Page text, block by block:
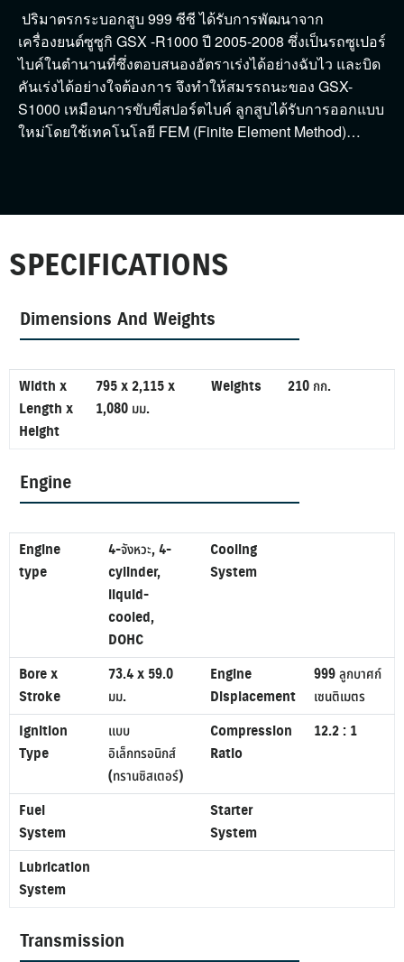
ปริมาตรกระบอกสูบ 999 ซีซี ได้รับการพัฒนาจาก
เครื่องยนต์ซูซูกิ GSX -R1000 ปี 2005-2008 ซึ่งเป็นรถซูเปอร์
ไบค์ในตำนานที่ซึ่งตอบสนองอัตราเร่งได้อย่างฉับไว และบิด
คันเร่งได้อย่างใจต้องการ จึงทำให้สมรรถนะของ GSX-
S1000 เหมือนการขับขี่สปอร์ตไบค์ ลูกสูบได้รับการออกแบบ
ใหม่โดยใช้เทคโนโลยี FEM (Finite Element Method)…
SPECIFICATIONS
Dimensions And Weights
Width x
Length x
Height
795 x 2,115 x
1,080 มม.
Weights 210 กก.
Engine
Engine
type
4-จังหวะ, 4-
cylinder,
liquid-
cooled,
DOHC
Cooling
System
Bore x
Stroke
73.4 x 59.0
มม.
Engine
Displacement
999 ลูกบาศก์
เซนติเมตร
Ignition
Type
แบบ
อิเล็กทรอนิกส์
(ทรานซิสเตอร์)
Compression
Ratio
12.2 : 1
Fuel
System
Starter
System
Lubrication
System
Transmission